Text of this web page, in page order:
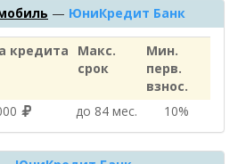
— ЮниКредит Банк
кредита
Макс.
срок
Мин.
перв.
взнос.
до 84 мес. 10%